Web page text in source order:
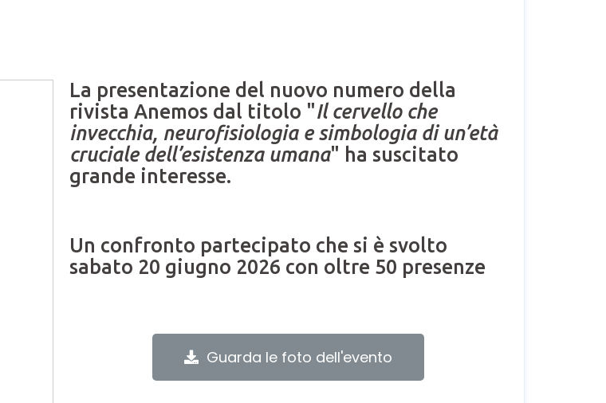
La presentazione del nuovo numero della
rivista Anemos dal titolo "Il cervello che
invecchia, neurofisiologia e simbologia di un’età
cruciale dell’esistenza umana" ha suscitato
grande interesse.
Un confronto partecipato che si è svolto
sabato 20 giugno 2026 con oltre 50 presenze
Guarda le foto dell'evento